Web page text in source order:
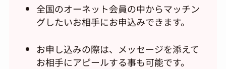
全国のオーネット会員の中からマッチン
グしたいお相手にお申込みできます。
お申し込みの際は、メッセージを添えて
お相手にアピールする事も可能です。